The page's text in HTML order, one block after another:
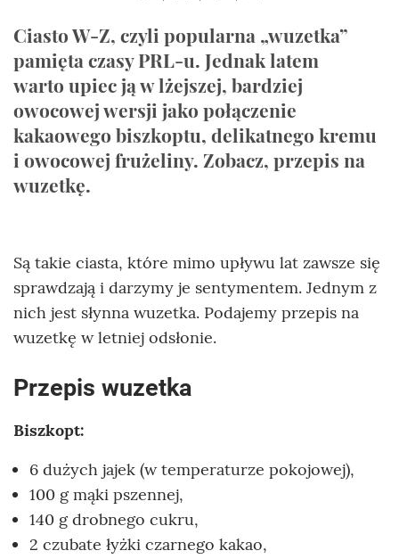
Ciasto W-Z, czyli popularna „wuzetka”
pamięta czasy PRL-u. Jednak latem
warto upiec ją w lżejszej, bardziej
owocowej wersji jako połączenie
kakaowego biszkoptu, delikatnego kremu
i owocowej frużeliny. Zobacz, przepis na
wuzetkę.
Są takie ciasta, które mimo upływu lat zawsze się
sprawdzają i darzymy je sentymentem. Jednym z
nich jest słynna wuzetka. Podajemy przepis na
wuzetkę w letniej odsłonie.
Przepis wuzetka
Biszkopt:
6 dużych jajek (w temperaturze pokojowej),
100 g mąki pszennej,
140 g drobnego cukru,
2 czubate łyżki czarnego kakao,